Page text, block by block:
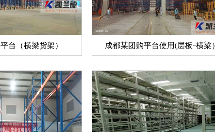
台（横梁货架） 成都某团购平台使用(层板-横梁）